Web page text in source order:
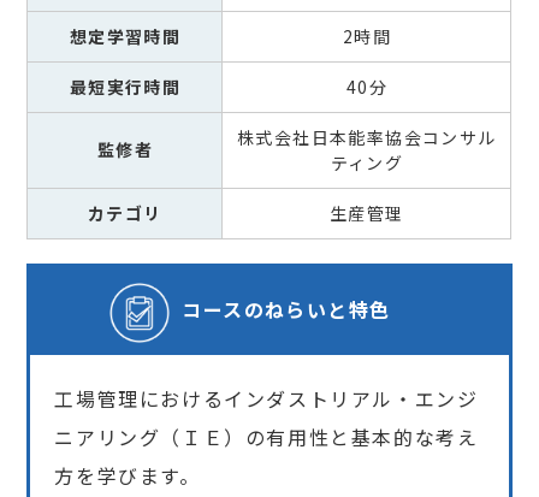
想定学習時間 2時間
最短実行時間 40分
監修者
株式会社日本能率協会コンサル
ティング
カテゴリ 生産管理
コースのねらいと特色
工場管理におけるインダストリアル・エンジ
ニアリング（ＩＥ）の有用性と基本的な考え
方を学びます。